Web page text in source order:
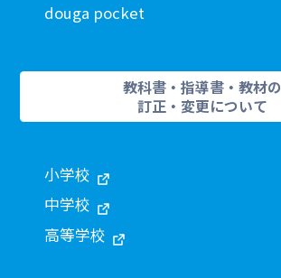
douga pocket
教科書・指導書・教材の
訂正・変更について
小学校
中学校
高等学校